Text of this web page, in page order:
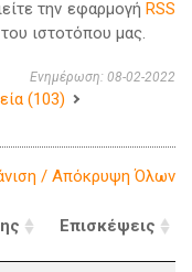
την εφαρμογή RSS
ιστοτόπου μας.
Ενημέρωση: 08-02-2022
(103)
/ Απόκρυψη Όλων
Επισκέψεις